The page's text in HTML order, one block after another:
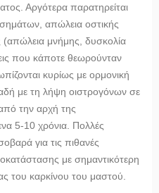
Αργότερα παρατηρείται
απώλεια οστικής
(απώλεια μνήμης, δυσκολία
που κάποτε θεωρούνταν
κυρίως με ορμονική
με τη λήψη οιστρογόνων σε
την αρχή της
5-10 χρόνια. Πολλές
για τις πιθανές
με σημαντικότερη
του καρκίνου του μαστού.